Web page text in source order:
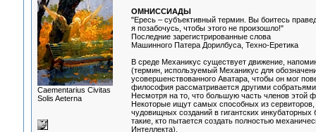
Сaementarius Civitas
Solis Aeterna
ОМНИССИАДЫ
"Ересь – субъективный термин. Вы боитесь
я позабочусь, чтобы этого не произошло!"
Последние зарегистрированные слова
Машинного Патера Дорилбуса, Техно-Еретика
В среде Механикус существует движение,
(термин, используемый Механикус для
усовершенствованного Аватара, чтобы он мог
философия рассматривается другими
Несмотря на то, что большую часть членов этой
Некоторые ищут самых способных из
чудовищных созданий в гигантских
такие, кто пытается создать полностью
Интеллекта).